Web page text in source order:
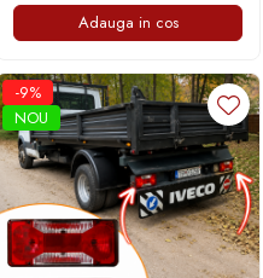
Adauga in cos
-9%
NOU